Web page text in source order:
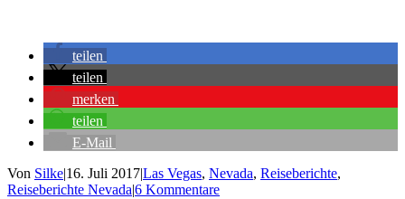
teilen
teilen
merken
teilen
E-Mail
Von Silke|16. Juli 2017|Las Vegas, Nevada, Reiseberichte,
Reiseberichte Nevada|6 Kommentare